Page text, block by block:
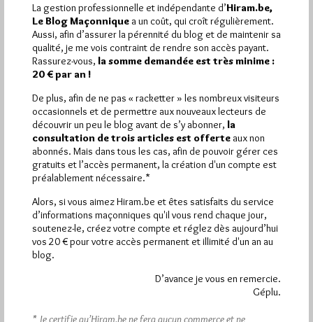
Genèse du Rite Moderne Belge
Par Géplu
Mercredi 24/09/14
Le Cercle des Ritualistes de la Grande Loge de Belgique
organise des conférences sur la Genèse du Rite Moderne
Belge…
La gestion professionnelle et indépendante d’Hiram.be,
Le Blog Maçonnique a un coût, qui croît régulièrement.
Aussi, afin d’assurer la pérennité du blog et de maintenir sa
qualité, je me vois contraint de rendre son accès payant.
Rassurez-vous, la somme demandée est très minime :
20 € par an !
De plus, afin de ne pas « racketter » les nombreux visiteurs
occasionnels et de permettre aux nouveaux lecteurs de
découvrir un peu le blog avant de s’y abonner, la
consultation de trois articles est offerte aux non
abonnés. Mais dans tous les cas, afin de pouvoir gérer ces
gratuits et l’accès permanent, la création d'un compte est
préalablement nécessaire.*
Alors, si vous aimez Hiram.be et êtes satisfaits du service
d’informations maçonniques qu'il vous rend chaque jour,
soutenez-le, créez votre compte et réglez dès aujourd’hui
vos 20 € pour votre accès permanent et illimité d'un an au
blog.
D’avance je vous en remercie.
Géplu.
* Je certifie qu’Hiram.be ne fera aucun commerce et ne